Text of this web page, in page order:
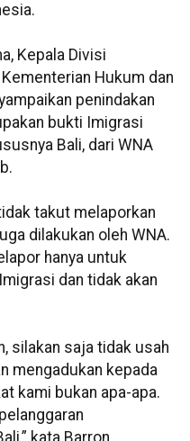
Kepala Divisi
Hukum dan
penindakan
bukti Imigrasi
Bali, dari WNA
takut melaporkan
dilakukan oleh WNA.
hanya untuk
dan tidak akan
silakan saja tidak usah
mengadukan kepada
kami bukan apa-apa.
kata Barron.